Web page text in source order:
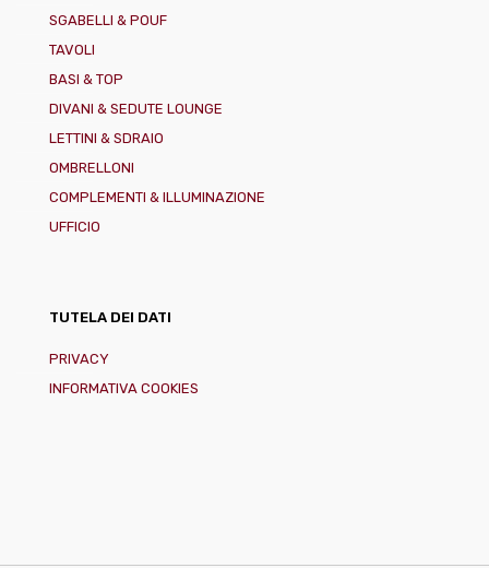
SGABELLI & POUF
TAVOLI
BASI & TOP
DIVANI & SEDUTE LOUNGE
LETTINI & SDRAIO
OMBRELLONI
COMPLEMENTI & ILLUMINAZIONE
UFFICIO
TUTELA DEI DATI
PRIVACY
INFORMATIVA COOKIES